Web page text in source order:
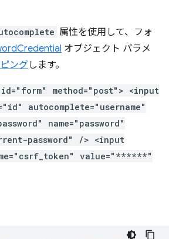
属性を使用して、フォ
オブジェクト パラメ
ングします。
method="post"> <input
autocomplete="username"
name="password"
password" /> <input
value="******"